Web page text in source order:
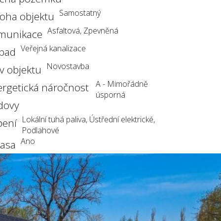
objektu Samostatný
Asfaltová, Zpevněná
Veřejná kanalizace
objektu Novostavba
náročnost
A - Mimořádně
úsporná
Lokální tuhá paliva, Ústřední elektrické,
Podlahové
Ano